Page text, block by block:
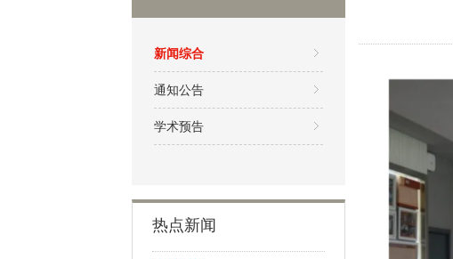
新闻综合
通知公告
学术预告
热点新闻